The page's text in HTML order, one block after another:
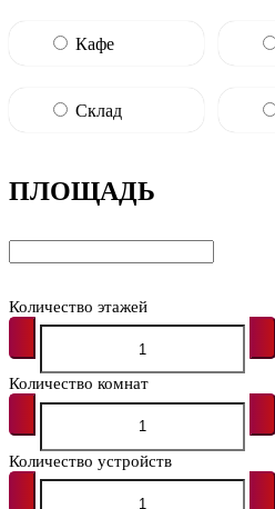
Кафе
Склад
ПЛОЩАДЬ
Количество этажей
Количество комнат
Количество устройств